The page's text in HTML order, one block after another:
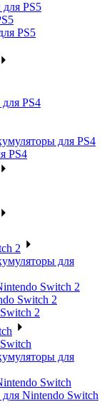
PS5
PS5
PS4
для PS4
PS4
2
для
Switch 2
Switch 2
2
для
Switch
Nintendo Switch